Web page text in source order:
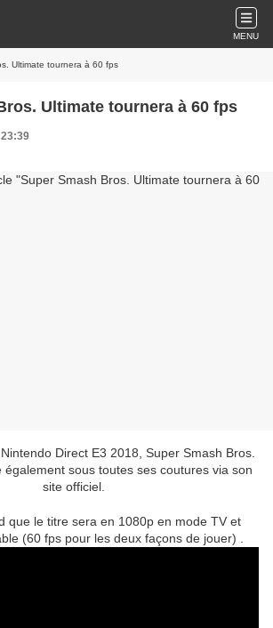
MENU
Ultimate tournera à 60 fps
Ultimate tournera à 60 fps
Direct E3 2018, Super Smash Bros.
également sous toutes ses coutures via son
site officiel.
que le titre sera en 1080p en mode TV et
(60 fps pour les deux façons de jouer) .